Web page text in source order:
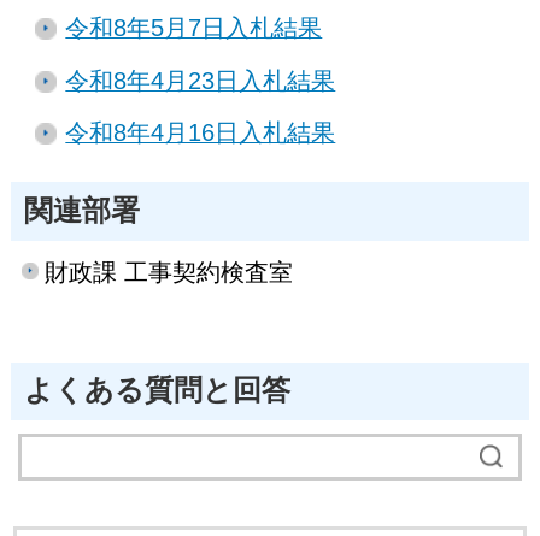
令和8年5月7日入札結果
令和8年4月23日入札結果
令和8年4月16日入札結果
関連部署
財政課 工事契約検査室
よくある質問と回答